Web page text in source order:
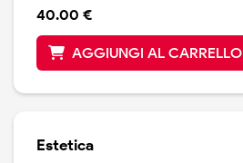
40.00 €
AGGIUNGI AL CARRELLO
Estetica